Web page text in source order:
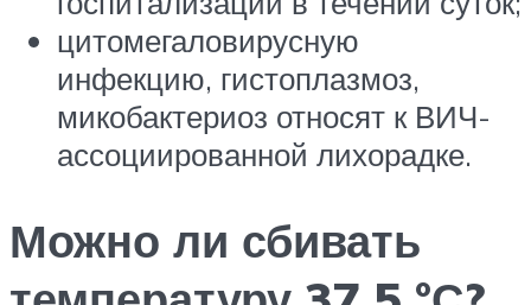
цитомегаловирусную
инфекцию, гистоплазмоз,
микобактериоз относят к ВИЧ-
ассоциированной лихорадке.
Можно ли сбивать